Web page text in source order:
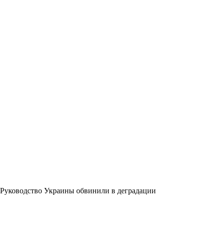
Руководство Украины обвинили в деградации